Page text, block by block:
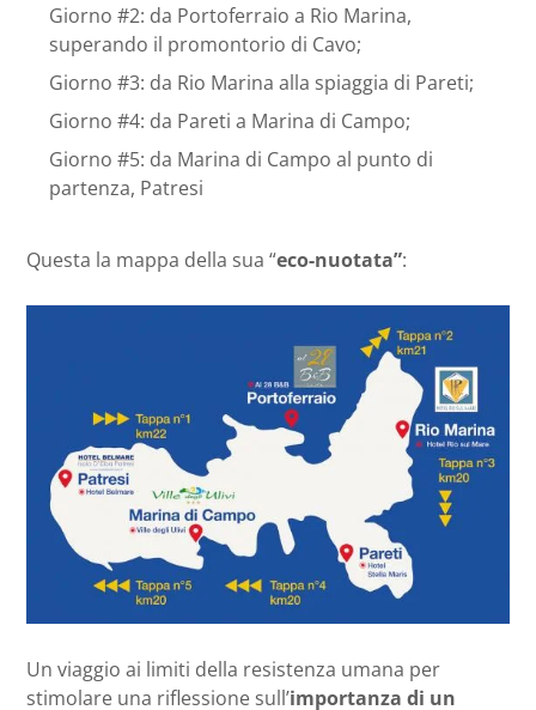
Giorno #2: da Portoferraio a Rio Marina,
superando il promontorio di Cavo;
Giorno #3: da Rio Marina alla spiaggia di Pareti;
Giorno #4: da Pareti a Marina di Campo;
Giorno #5: da Marina di Campo al punto di
partenza, Patresi
Questa la mappa della sua “eco-nuotata”:
Un viaggio ai limiti della resistenza umana per
stimolare una riflessione sull’importanza di un